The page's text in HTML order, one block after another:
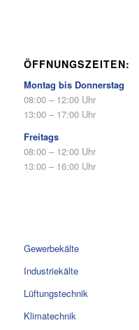
ÖFFNUNGSZEITEN:
Montag bis Donnerstag
08:00 – 12:00 Uhr
13:00 – 17:00 Uhr
Freitags
08:00 – 12:00 Uhr
13:00 – 16:00 Uhr
Gewerbekälte
Industriekälte
Lüftungstechnik
Klimatechnik